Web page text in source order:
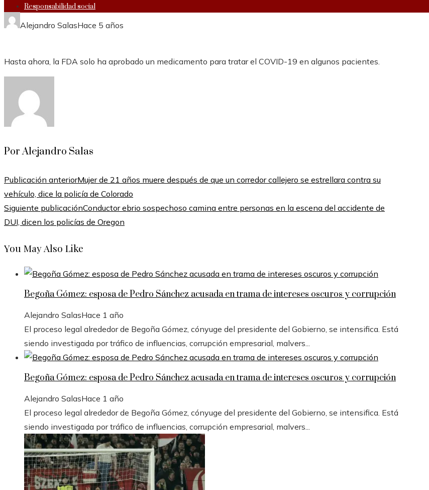
Responsabilidad social
Alejandro SalasHace 5 años
Hasta ahora, la FDA solo ha aprobado un medicamento para tratar el COVID-19 en algunos pacientes.
Por Alejandro Salas
Publicación anteriorMujer de 21 años muere después de que un corredor callejero se estrellara contra su
vehículo, dice la policía de Colorado
Siguiente publicaciónConductor ebrio sospechoso camina entre personas en la escena del accidente de
DUI, dicen los policías de Oregon
You May Also Like
Begoña Gómez: esposa de Pedro Sánchez acusada en trama de intereses oscuros y corrupción
Alejandro SalasHace 1 año
El proceso legal alrededor de Begoña Gómez, cónyuge del presidente del Gobierno, se intensifica. Está
siendo investigada por tráfico de influencias, corrupción empresarial, malvers...
Begoña Gómez: esposa de Pedro Sánchez acusada en trama de intereses oscuros y corrupción
Alejandro SalasHace 1 año
El proceso legal alrededor de Begoña Gómez, cónyuge del presidente del Gobierno, se intensifica. Está
siendo investigada por tráfico de influencias, corrupción empresarial, malvers...